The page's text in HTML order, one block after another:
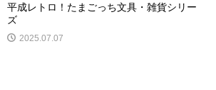
平成レトロ！たまごっち文具・雑貨シリー
ズ
2025.07.07